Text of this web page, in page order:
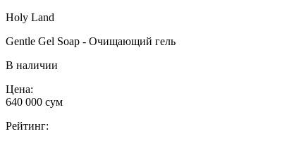
Holy Land
Gentle Gel Soap - Очищающий гель
В наличии
Цена:
640 000 сум
Рейтинг: